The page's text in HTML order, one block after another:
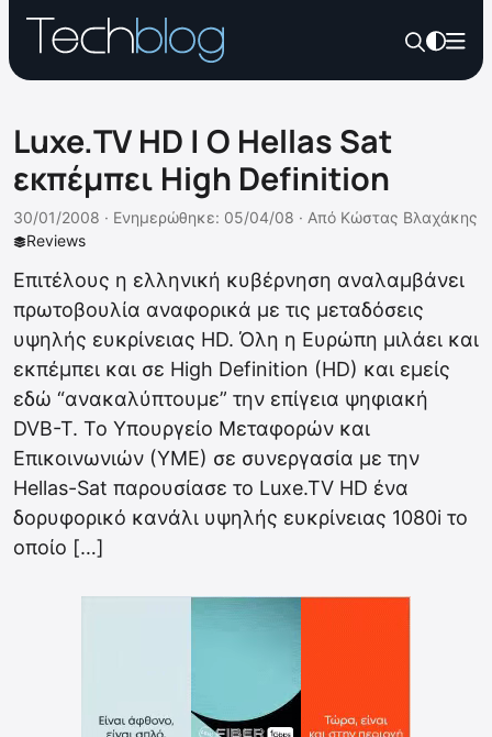
Luxe.TV HD | Ο Hellas Sat
εκπέμπει High Definition
Reviews
30/01/2008 · Ενημερώθηκε: 05/04/08 · Από Κώστας Βλαχάκης
Επιτέλους η ελληνική κυβέρνηση αναλαμβάνει
πρωτοβουλία αναφορικά με τις μεταδόσεις
υψηλής ευκρίνειας HD. Όλη η Ευρώπη μιλάει και
εκπέμπει και σε High Definition (HD) και εμείς
εδώ “ανακαλύπτουμε” την επίγεια ψηφιακή
DVB-T. Το Υπουργείο Μεταφορών και
Επικοινωνιών (ΥΜΕ) σε συνεργασία με την
Hellas-Sat παρουσίασε το Luxe.TV HD ένα
δορυφορικό κανάλι υψηλής ευκρίνειας 1080i το
οποίο […]